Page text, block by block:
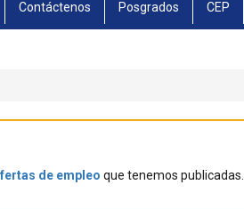
Contáctenos Posgrados CEP
de empleo que tenemos publicadas.